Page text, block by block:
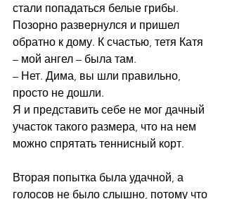
стали попадаться белые грибы.
Позорно развернулся и пришел
обратно к дому. К счастью, тетя Катя
– мой ангел – была там.
– Нет. Дима, вы шли правильно,
просто не дошли.
Я и представить себе не мог дачный
участок такого размера, что на нем
можно спрятать теннисный корт.
Вторая попытка была удачной, а
голосов не было слышно, потому что